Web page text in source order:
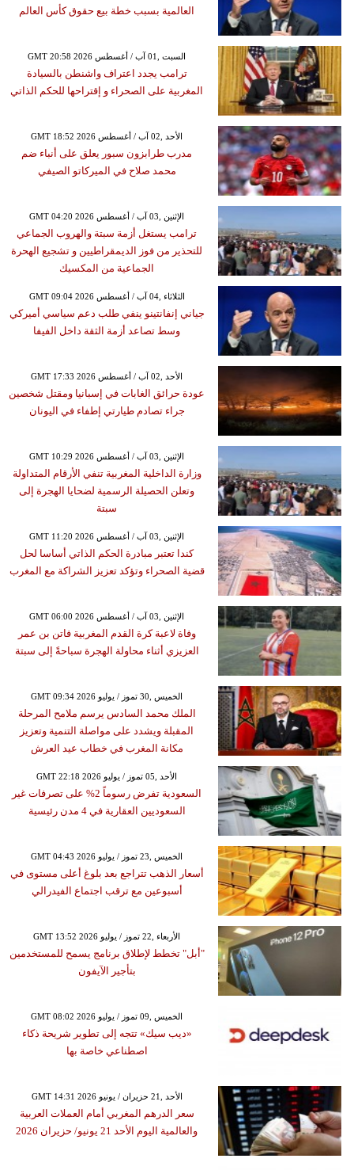
العالمية بسبب خطة بيع حقوق كأس العالم
GMT 20:58 2026 السبت ,01 آب / أغسطس
ترامب يجدد اعتراف واشنطن بالسيادة
المغربية على الصحراء و إقتراحها للحكم الذاتي
GMT 18:52 2026 الأحد ,02 آب / أغسطس
مدرب طرابزون سبور يعلق على أنباء ضم
محمد صلاح في الميركاتو الصيفي
GMT 04:20 2026 الإثنين ,03 آب / أغسطس
ترامب يستغل أزمة سبتة والهروب الجماعي
للتحذير من فوز الديمقراطيين و تشجيع الهحرة
الجماعية من المكسيك
GMT 09:04 2026 الثلاثاء ,04 آب / أغسطس
جياني إنفانتينو ينفي طلب دعم سياسي أميركي
وسط تصاعد أزمة الثقة داخل الفيفا
GMT 17:33 2026 الأحد ,02 آب / أغسطس
عودة حرائق الغابات في إسبانيا ومقتل شخصين
جراء تصادم طيارتي إطفاء في اليونان
GMT 10:29 2026 الإثنين ,03 آب / أغسطس
وزارة الداخلية المغربية تنفي الأرقام المتداولة
وتعلن الحصيلة الرسمية لضحايا الهجرة إلى
سبتة
GMT 11:20 2026 الإثنين ,03 آب / أغسطس
كندا تعتبر مبادرة الحكم الذاتي أساسا لحل
قضية الصحراء وتؤكد تعزيز الشراكة مع المغرب
GMT 06:00 2026 الإثنين ,03 آب / أغسطس
وفاة لاعبة كرة القدم المغربية فاتن بن عمر
العزيزي أثناء محاولة الهجرة سباحةً إلى سبتة
GMT 09:34 2026 الخميس ,30 تموز / يوليو
الملك محمد السادس يرسم ملامح المرحلة
المقبلة ويشدد على مواصلة التنمية وتعزيز
مكانة المغرب في خطاب عيد العرش
GMT 22:18 2026 الأحد ,05 تموز / يوليو
السعودية تفرض رسوماً 2% على تصرفات غير
السعوديين العقارية في 4 مدن رئيسية
GMT 04:43 2026 الخميس ,23 تموز / يوليو
أسعار الذهب تتراجع بعد بلوغ أعلى مستوى في
أسبوعين مع ترقب اجتماع الفيدرالي
GMT 13:52 2026 الأربعاء ,22 تموز / يوليو
"أبل" تخطط لإطلاق برنامج يسمح للمستخدمين
بتأجير الآيفون
GMT 08:02 2026 الخميس ,09 تموز / يوليو
«ديب سيك» تتجه إلى تطوير شريحة ذكاء
اصطناعي خاصة بها
GMT 14:31 2026 الأحد ,21 حزيران / يونيو
سعر الدرهم المغربي أمام العملات العربية
والعالمية اليوم الأحد 21 يونيو/ حزيران 2026